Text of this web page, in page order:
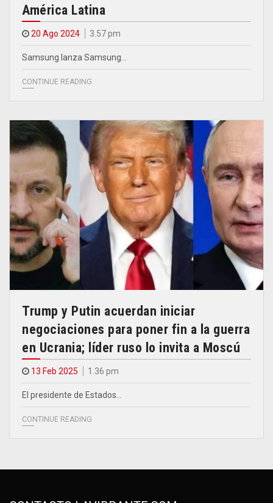
América Latina
20 Ago 2024 3.57 pm
Samsung lanza Samsung…
CONTINUE READING
Trump y Putin acuerdan iniciar
negociaciones para poner fin a la guerra
en Ucrania; líder ruso lo invita a Moscú
13 Feb 2025 1.36 pm
El presidente de Estados…
CONTINUE READING